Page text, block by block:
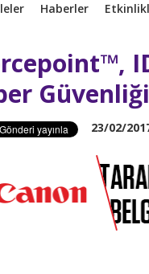
Haberler
23/02/